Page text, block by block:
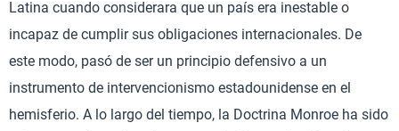
Latina cuando considerara que un país era inestable o
incapaz de cumplir sus obligaciones internacionales. De
este modo, pasó de ser un principio defensivo a un
instrumento de intervencionismo estadounidense en el
hemisferio. A lo largo del tiempo, la Doctrina Monroe ha sido